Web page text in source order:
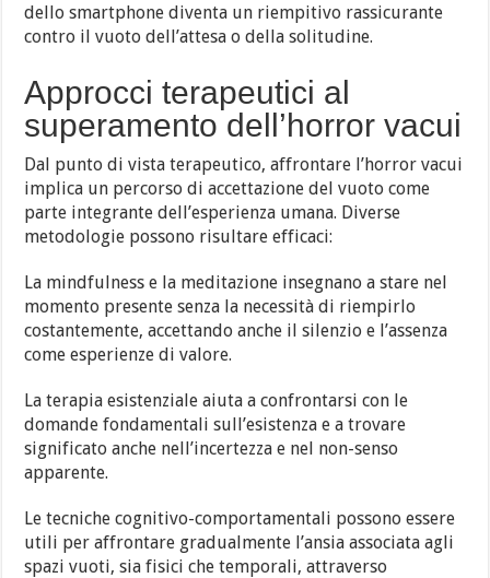
dello smartphone diventa un riempitivo rassicurante
contro il vuoto dell’attesa o della solitudine.
Approcci terapeutici al
superamento dell’horror vacui
Dal punto di vista terapeutico, affrontare l’horror vacui
implica un percorso di accettazione del vuoto come
parte integrante dell’esperienza umana. Diverse
metodologie possono risultare efficaci:
La mindfulness e la meditazione insegnano a stare nel
momento presente senza la necessità di riempirlo
costantemente, accettando anche il silenzio e l’assenza
come esperienze di valore.
La terapia esistenziale aiuta a confrontarsi con le
domande fondamentali sull’esistenza e a trovare
significato anche nell’incertezza e nel non-senso
apparente.
Le tecniche cognitivo-comportamentali possono essere
utili per affrontare gradualmente l’ansia associata agli
spazi vuoti, sia fisici che temporali, attraverso